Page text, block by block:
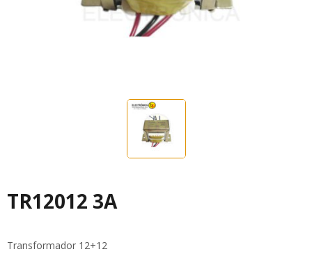
TR12012 3A
Transformador 12+12